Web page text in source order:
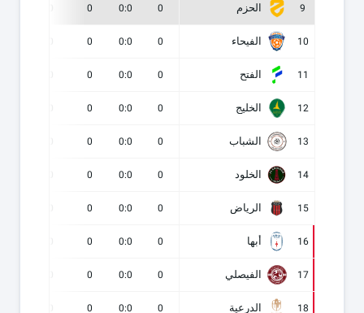
9 الحزم 0
0:0
0
10 الفيحاء 0
0:0
0
11 الفتح 0
0:0
0
12 الخليج 0
0:0
0
13 الشباب 0
0:0
0
14 الخلود 0
0:0
0
15 الرياض 0
0:0
0
16 أبها 0
0:0
0
17 الفيصلي 0
0:0
0
18 الدرعية 0
0:0
0